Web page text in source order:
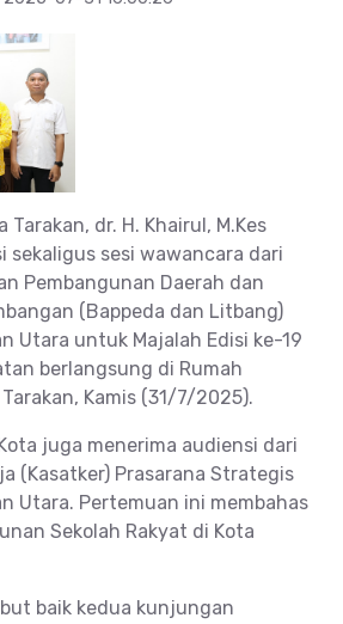
Tarakan, dr. H. Khairul, M.Kes
sekaligus sesi wawancara dari
Pembangunan Daerah dan
(Bappeda dan Litbang)
Utara untuk Majalah Edisi ke-19
berlangsung di Rumah
Kamis (31/7/2025).
juga menerima audiensi dari
(Kasatker) Prasarana Strategis
Utara. Pertemuan ini membahas
Sekolah Rakyat di Kota
baik kedua kunjungan